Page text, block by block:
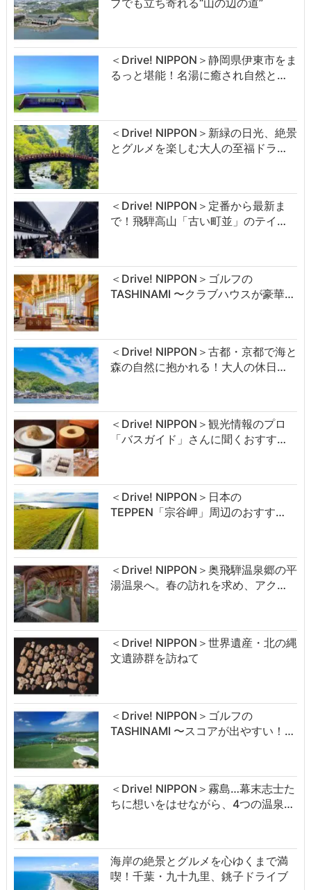
＜Drive! NIPPON＞静岡県伊東市をま
るっと堪能！名湯に癒され自然と…
＜Drive! NIPPON＞新緑の日光、絶景
とグルメを楽しむ大人の至福ドラ…
＜Drive! NIPPON＞定番から最新ま
で！飛騨高山「古い町並」のテイ…
＜Drive! NIPPON＞ゴルフの
TASHINAMI 〜クラブハウスが豪華…
＜Drive! NIPPON＞古都・京都で海と
森の自然に抱かれる！大人の休日…
＜Drive! NIPPON＞観光情報のプロ
「バスガイド」さんに聞くおすす…
＜Drive! NIPPON＞日本の
TEPPEN「宗谷岬」周辺のおすす…
＜Drive! NIPPON＞奥飛騨温泉郷の平
湯温泉へ。春の訪れを求め、アク…
＜Drive! NIPPON＞世界遺産・北の縄
文遺跡群を訪ねて
＜Drive! NIPPON＞ゴルフの
TASHINAMI 〜スコアが出やすい！…
＜Drive! NIPPON＞霧島…幕末志士た
ちに想いをはせながら、4つの温泉…
海岸の絶景とグルメを心ゆくまで満
喫！千葉・九十九里、銚子ドライブ